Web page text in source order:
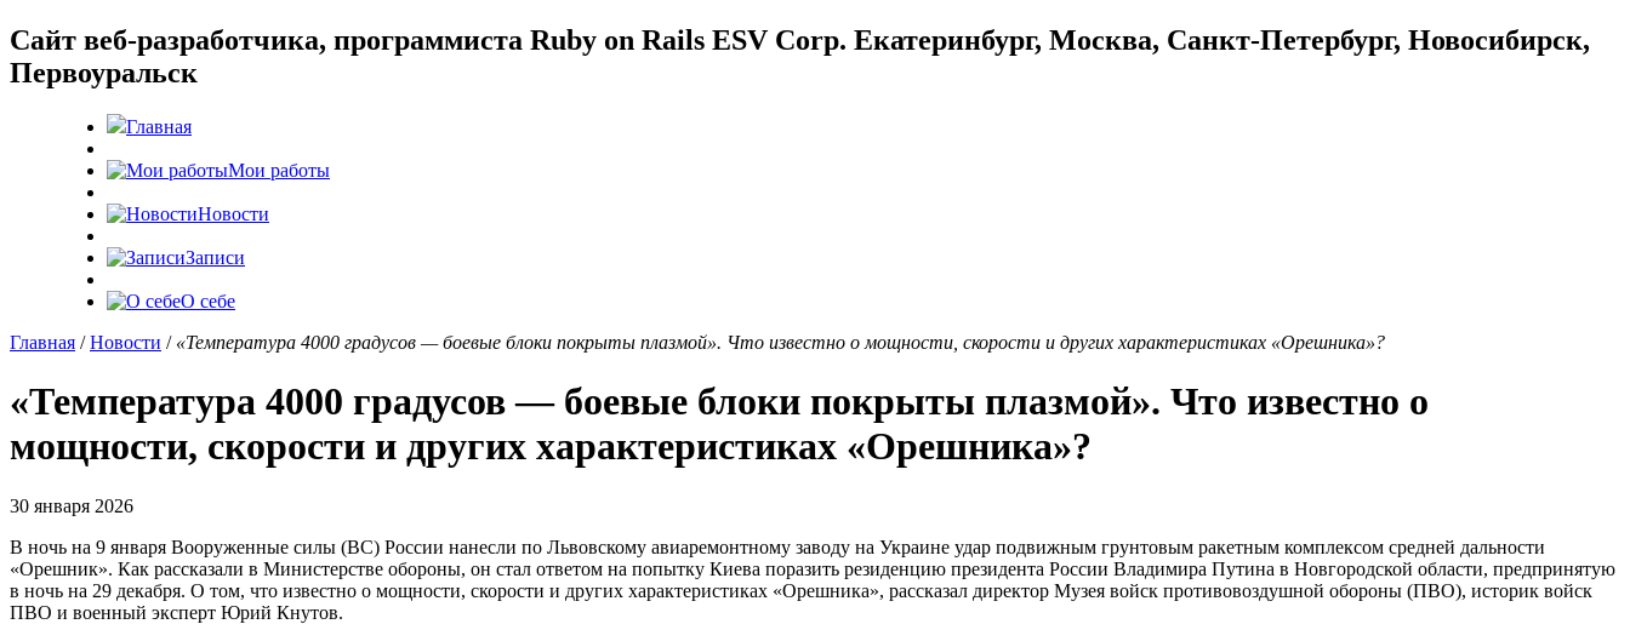
Cайт веб-разработчика, программиста Ruby on Rails ESV Corp. Екатеринбург, Москва, Санкт-Петербург, Новосибирск,
Первоуральск
Главная
Мои работы
Новости
Записи
О себе
Главная /Новости / «Температура 4000 градусов — боевые блоки покрыты плазмой». Что известно о мощности, скорости и других характеристиках «Орешника»?
«Температура 4000 градусов — боевые блоки покрыты плазмой». Что известно о
мощности, скорости и других характеристиках «Орешника»?
30 января 2026
В ночь на 9 января Вооруженные силы (ВС) России нанесли по Львовскому авиаремонтному заводу на Украине удар подвижным грунтовым ракетным комплексом средней дальности
«Орешник». Как рассказали в Министерстве обороны, он стал ответом на попытку Киева поразить резиденцию президента России Владимира Путина в Новгородской области, предпринятую
в ночь на 29 декабря. О том, что известно о мощности, скорости и других характеристиках «Орешника», рассказал директор Музея войск противовоздушной обороны (ПВО), историк войск
ПВО и военный эксперт Юрий Кнутов.